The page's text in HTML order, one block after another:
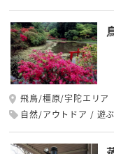
飛鳥/橿原/宇陀エリア
自然/アウトドア
遊